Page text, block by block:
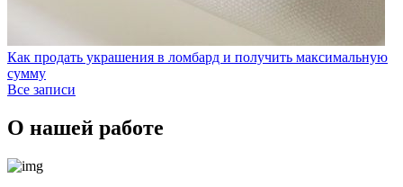
Как продать украшения в ломбард и получить максимальную
сумму
Все записи
О нашей работе